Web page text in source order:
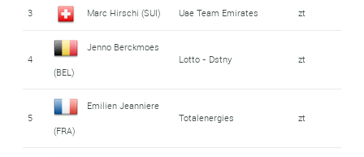
3 Marc Hirschi (SUI) Uae Team Emirates zt
4
Jenno Berckmoes
(BEL)
Lotto - Dstny zt
5
Emilien Jeanniere
(FRA)
Totalenergies zt